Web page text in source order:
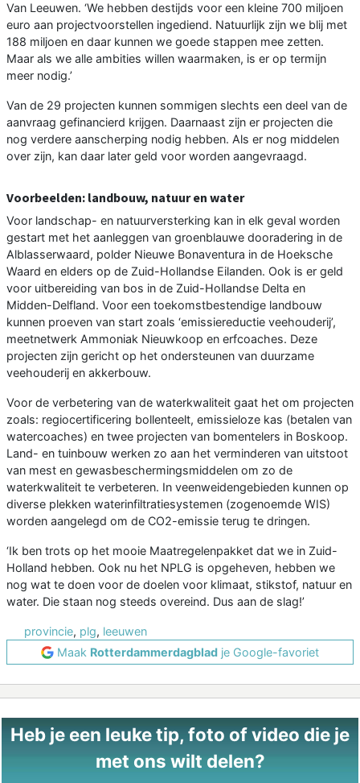
Van Leeuwen. ‘We hebben destijds voor een kleine 700 miljoen
euro aan projectvoorstellen ingediend. Natuurlijk zijn we blij met
188 miljoen en daar kunnen we goede stappen mee zetten.
Maar als we alle ambities willen waarmaken, is er op termijn
meer nodig.’
Van de 29 projecten kunnen sommigen slechts een deel van de
aanvraag gefinancierd krijgen. Daarnaast zijn er projecten die
nog verdere aanscherping nodig hebben. Als er nog middelen
over zijn, kan daar later geld voor worden aangevraagd.
Voorbeelden: landbouw, natuur en water
Voor landschap- en natuurversterking kan in elk geval worden
gestart met het aanleggen van groenblauwe dooradering in de
Alblasserwaard, polder Nieuwe Bonaventura in de Hoeksche
Waard en elders op de Zuid-Hollandse Eilanden. Ook is er geld
voor uitbereiding van bos in de Zuid-Hollandse Delta en
Midden-Delfland. Voor een toekomstbestendige landbouw
kunnen proeven van start zoals ‘emissiereductie veehouderij’,
meetnetwerk Ammoniak Nieuwkoop en erfcoaches. Deze
projecten zijn gericht op het ondersteunen van duurzame
veehouderij en akkerbouw.
Voor de verbetering van de waterkwaliteit gaat het om projecten
zoals: regiocertificering bollenteelt, emissieloze kas (betalen van
watercoaches) en twee projecten van bomentelers in Boskoop.
Land- en tuinbouw werken zo aan het verminderen van uitstoot
van mest en gewasbeschermingsmiddelen om zo de
waterkwaliteit te verbeteren. In veenweidengebieden kunnen op
diverse plekken waterinfiltratiesystemen (zogenoemde WIS)
worden aangelegd om de CO2-emissie terug te dringen.
‘Ik ben trots op het mooie Maatregelenpakket dat we in Zuid-
Holland hebben. Ook nu het NPLG is opgeheven, hebben we
nog wat te doen voor de doelen voor klimaat, stikstof, natuur en
water. Die staan nog steeds overeind. Dus aan de slag!’
provincie, plg, leeuwen
Maak Rotterdammerdagblad je Google-favoriet
Heb je een leuke tip, foto of video die je
met ons wilt delen?